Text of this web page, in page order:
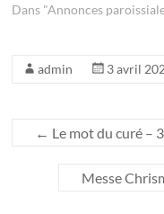
Dans "Annonces
admin 3 avril
← Le mot du curé –
Messe